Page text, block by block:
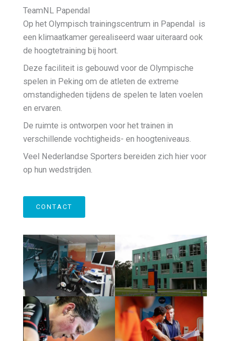
TeamNL Papendal
Op het Olympisch trainingscentrum in Papendal is
een klimaatkamer gerealiseerd waar uiteraard ook
de hoogtetraining bij hoort.
Deze faciliteit is gebouwd voor de Olympische
spelen in Peking om de atleten de extreme
omstandigheden tijdens de spelen te laten voelen
en ervaren.
De ruimte is ontworpen voor het trainen in
verschillende vochtigheids- en hoogteniveaus.
Veel Nederlandse Sporters bereiden zich hier voor
op hun wedstrijden.
CONTACT